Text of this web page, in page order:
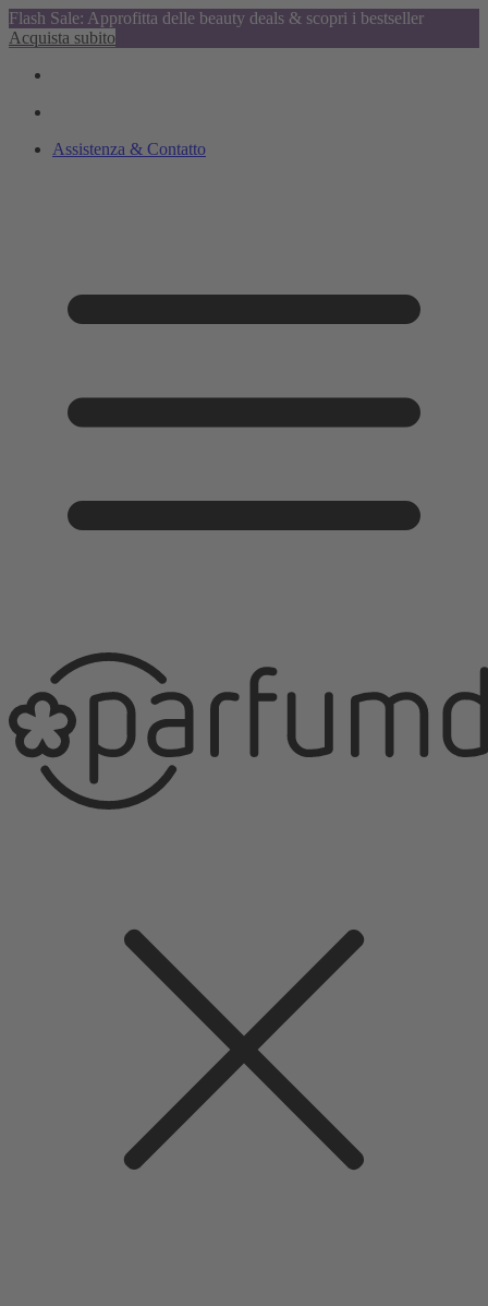
Flash Sale: Approfitta delle beauty deals & scopri i bestseller
Acquista subito
Assistenza & Contatto